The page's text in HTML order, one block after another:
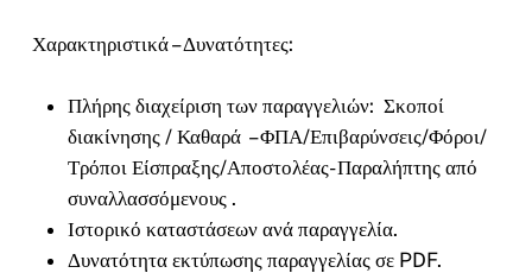
Χαρακτηριστικά – Δυνατότητες:
Πλήρης διαχείριση των παραγγελιών: Σκοποί
διακίνησης / Καθαρά – ΦΠΑ/Επιβαρύνσεις/Φόροι/
Τρόποι Είσπραξης/Αποστολέας- Παραλήπτης από
συναλλασσόμενους .
Ιστορικό καταστάσεων ανά παραγγελία.
Δυνατότητα εκτύπωσης παραγγελίας σε PDF.